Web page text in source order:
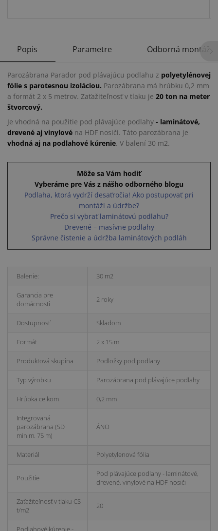
Popis Parametre Odborná montáž
Parozábrana Parador pod plávajúcu podlahu z polyetylénovej
fólie s parotesnou izoláciou. Parozábrana má hrúbku 0,2 mm
a formát 2 x 5 metrov. Zaťažiteľnosť v tlaku je 20 ton na meter
štvorcový.
Je vhodná na použitie pod plávajúce podlahy - laminátové,
drevené aj vinylové na HDF nosiči. Táto parozábrana je
vhodná aj na podlahové kúrenie. V balení 30 m2.
Môže sa Vám hodiť
Vyberáme pre Vás z nášho odborného blogu
Podlaha, ktorá vydrží desaťročia! Ako postupovať pri
montáži a údržbe?
Prečo si vybrať laminátovú podlahu?
Drevené – masívne podlahy
Správne čistenie a údržba laminátových podláh
Balenie: 30 m2
Garancia pre
domácnosti
2 roky
Dostupnosť Skladom
Formát 2 x 15 m
Produktová skupina Podložky pod podlahy
Typ výrobku Parozábrana pod plávajúce podlahy
Hrúbka celkom 0,2 mm
Integrovaná
parozábrana (SD
minim. 75 m)
ÁNO
Materiál Polyetylenová fólia
Použitie
Pod plávajúce podlahy - laminátové,
drevené, vinylové na HDF nosiči
Zaťažiteľnosť v tlaku CS
t/m2
20
Podlahové kúrenie -